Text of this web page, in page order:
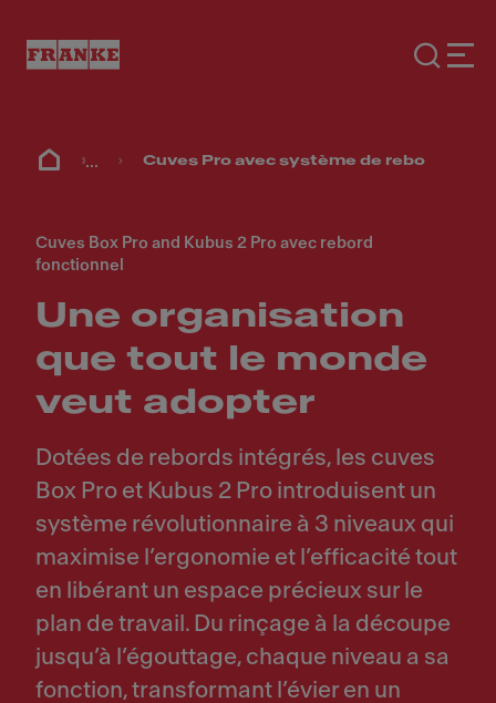
... Cuves Pro avec système de rebord
Cuves Box Pro and Kubus 2 Pro avec rebord
fonctionnel
Une organisation
que tout le monde
veut adopter
Dotées de rebords intégrés, les cuves
Box Pro et Kubus 2 Pro introduisent un
système révolutionnaire à 3 niveaux qui
maximise l’ergonomie et l’efficacité tout
en libérant un espace précieux sur le
plan de travail. Du rinçage à la découpe
jusqu’à l’égouttage, chaque niveau a sa
fonction, transformant l’évier en un